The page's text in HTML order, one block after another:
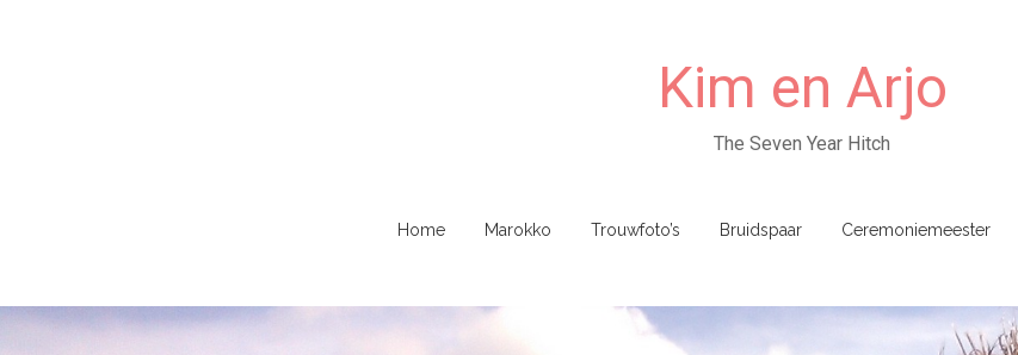
Kim en Arjo
The Seven Year Hitch
Home Marokko Trouwfoto’s Bruidspaar Ceremoniemeester